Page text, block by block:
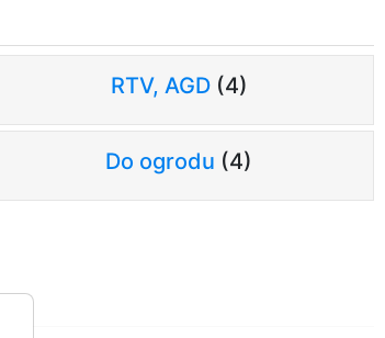
RTV, AGD(4)
Do ogrodu (4)